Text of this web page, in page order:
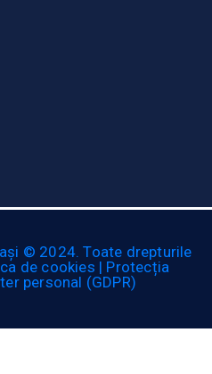
© 2024. Toate drepturile
de cookies | Protecția
personal (GDPR)